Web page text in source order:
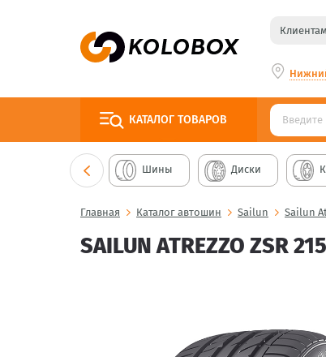
Клиентам
КАТАЛОГ ТОВАРОВ
Шины Диски
Главная Каталог автошин Sailun Sailun
SAILUN ATREZZO ZSR